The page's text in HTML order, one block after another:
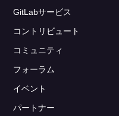
GitLabサービス
コントリビュート
コミュニティ
フォーラム
イベント
パートナー